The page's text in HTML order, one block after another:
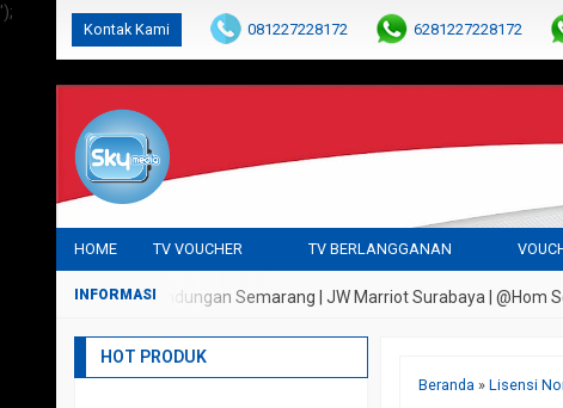
');
Kontak Kami 081227228172 6281227228172
HOME TV VOUCHER TV BERLANGGANAN
Persada Bandungan Semarang | JW Marriot Surabaya | @Hom
Beranda »Lisensi
HOT PRODUK